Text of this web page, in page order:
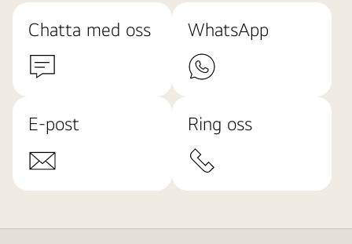
Chatta med oss WhatsApp
E-post Ring oss